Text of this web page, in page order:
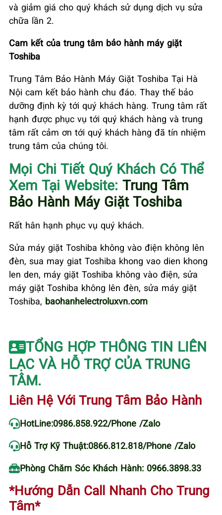
và giảm giá cho quý khách sử dụng dịch vụ sửa
chữa lần 2.
Cam kết của trung tâm bảo hành máy giặt
Toshiba
Trung Tâm Bảo Hành Máy Giặt Toshiba Tại Hà
Nội cam kết bảo hành chu đáo. Thay thế bảo
dưỡng định kỳ tới quý khách hàng. Trung tâm rất
hạnh được phục vụ tới quý khách hàng và trung
tâm rất cảm ơn tới quý khách hàng đã tín nhiệm
trung tâm của chúng tôi.
Mọi Chi Tiết Quý Khách Có Thể
Xem Tại Website: Trung Tâm
Bảo Hành Máy Giặt Toshiba
Rất hân hạnh phục vụ quý khách.
Sửa máy giặt Toshiba không vào điện không lên
đèn, sua may giat Toshiba khong vao dien khong
len den, máy giặt Toshiba không vào điện, sửa
máy giặt Toshiba không lên đèn, sửa máy giặt
Toshiba, baohanhelectroluxvn.com
TỔNG HỢP THÔNG TIN LIÊN
LẠC VÀ HỖ TRỢ CỦA TRUNG
TÂM.
Liên Hệ Với Trung Tâm Bảo Hành
HotLine:0986.858.922/Phone /Zalo
Hỗ Trợ Kỹ Thuật:0866.812.818/Phone /Zalo
Phòng Chăm Sóc Khách Hành: 0966.3898.33
*Hướng Dẫn Call Nhanh Cho Trung
Tâm*